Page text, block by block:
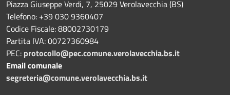
Piazza Giuseppe Verdi, 7, 25029 Verolavecchia (BS)
Telefono: +39 030 9360407
Codice Fiscale: 88002730179
Partita IVA: 00727360984
PEC: protocollo@pec.comune.verolavecchia.bs.it
Email comunale
segreteria@comune.verolavecchia.bs.it